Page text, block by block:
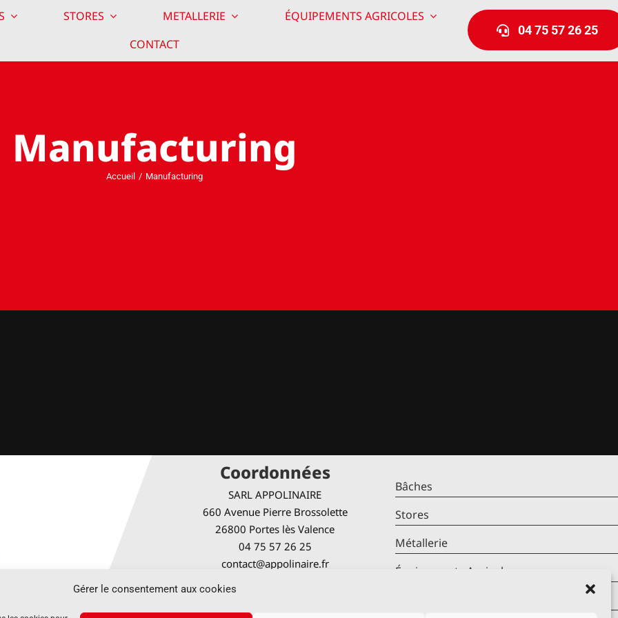
Gérer le consentement aux cookies
STORES METALLERIE
ÉQUIPEMENTS AGRICOLES
CONTACT
04 75 57 26 25
Manufacturing
Accueil Manufacturing
Coordonnées
SARL APPOLINAIRE
660 Avenue Pierre Brossolette
26800 Portes lès Valence
04 75 57 26 25
contact@appolinaire.fr
Horaires d’ouverture
Bâches
Stores
Métallerie
Équipements Agricoles